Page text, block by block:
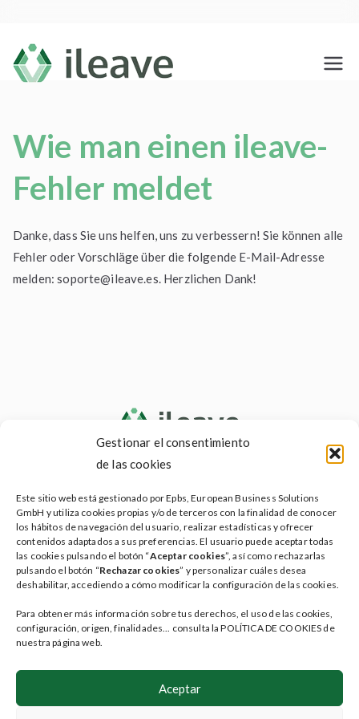
Gestionar el consentimiento
de las cookies
Este sitio web está gestionado por Epbs, European Business Solutions
GmbH y utiliza cookies propias y/o de terceros con la finalidad de conocer
los hábitos de navegación del usuario, realizar estadísticas y ofrecer
contenidos adaptados a sus preferencias. El usuario puede aceptar todas
las cookies pulsando el botón “Aceptar cookies”, así como rechazarlas
pulsando el botón “Rechazar cookies” y personalizar cuáles desea
deshabilitar, accediendo a cómo modificar la configuración de las cookies.
Para obtener más información sobre tus derechos, el uso de las cookies,
configuración, origen, finalidades... consulta la POLÍTICA DE COOKIES de
nuestra página web.
Aceptar
contenido
Wie man einen ileave-
Fehler meldet
Danke, dass Sie uns helfen, uns zu verbessern! Sie können alle
Fehler oder Vorschläge über die folgende E-Mail-Adresse
melden:soporte@ileave.es. Herzlichen Dank!
Testamento vital
Servicios ileave
Planes
Blog
Zona usuarios